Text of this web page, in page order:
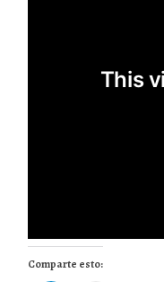
Comparte esto: